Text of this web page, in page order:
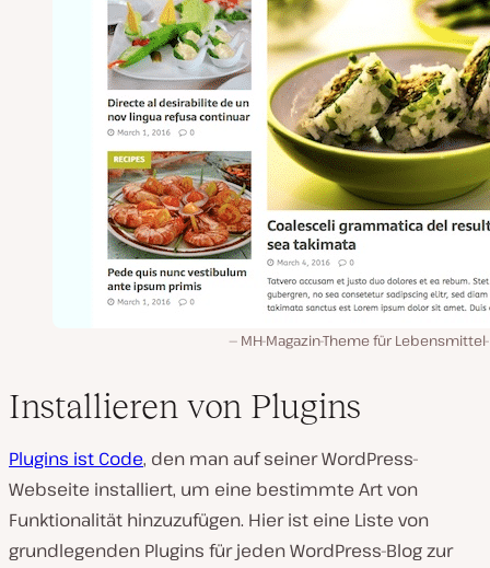
MH-Magazin-Theme für
Installieren von Plugins
Plugins ist Code, den man auf seiner WordPress-
Webseite installiert, um eine bestimmte Art von
Funktionalität hinzuzufügen. Hier ist eine Liste von
grundlegenden Plugins für jeden WordPress-Blog zur